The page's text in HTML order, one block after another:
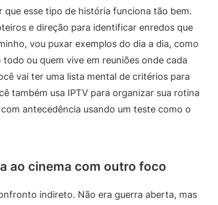
esse tipo de história funciona tão bem.
e direção para identificar enredos que
vou puxar exemplos do dia a dia, como
ou quem vive em reuniões onde cada
vai ter uma lista mental de critérios para
também usa IPTV para organizar sua rotina
antecedência usando um teste como o
ao cinema com outro foco
indireto. Não era guerra aberta, mas